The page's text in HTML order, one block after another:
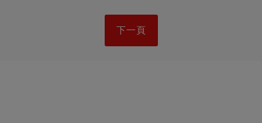
下一頁